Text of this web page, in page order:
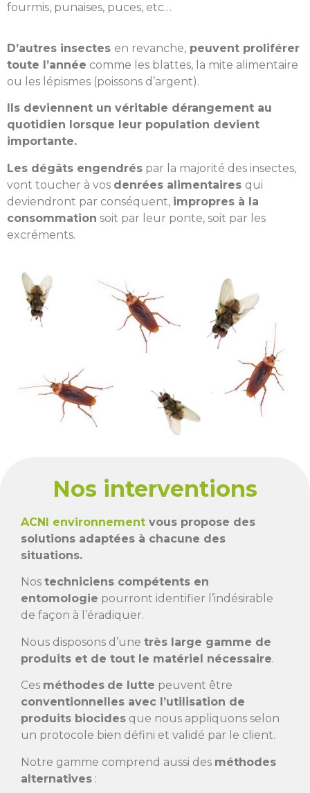
fourmis, punaises, puces, etc…
D’autres insectes en revanche, peuvent proliférer
toute l’année comme les blattes, la mite alimentaire
ou les lépismes (poissons d’argent).
Ils deviennent un véritable dérangement au
quotidien lorsque leur population devient
importante.
Les dégâts engendrés par la majorité des insectes,
vont toucher à vos denrées alimentaires qui
deviendront par conséquent, impropres à la
consommation soit par leur ponte, soit par les
excréments.
Nos interventions
ACNI environnement vous propose des
solutions adaptées à chacune des
situations.
Nos techniciens compétents en
entomologie pourront identifier l’indésirable
de façon à l’éradiquer.
Nous disposons d’une très large gamme de
produits et de tout le matériel nécessaire.
Ces méthodes de lutte peuvent être
conventionnelles avec l’utilisation de
produits biocides que nous appliquons selon
un protocole bien défini et validé par le client.
Notre gamme comprend aussi des méthodes
alternatives :